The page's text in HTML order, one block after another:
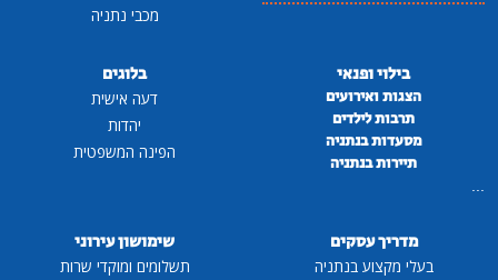
מכבי נתניה
בילוי ופנאי
הצגות ואירועים
תרבות לילדים
מסעדות בנתניה
תיירות בנתניה
בלוגים
דעה אישית
יהדות
הפינה המשפטית
מדריך עסקים
בעלי מקצוע בנתניה
שימושון עירוני
תשלומים ומוקדי שרות